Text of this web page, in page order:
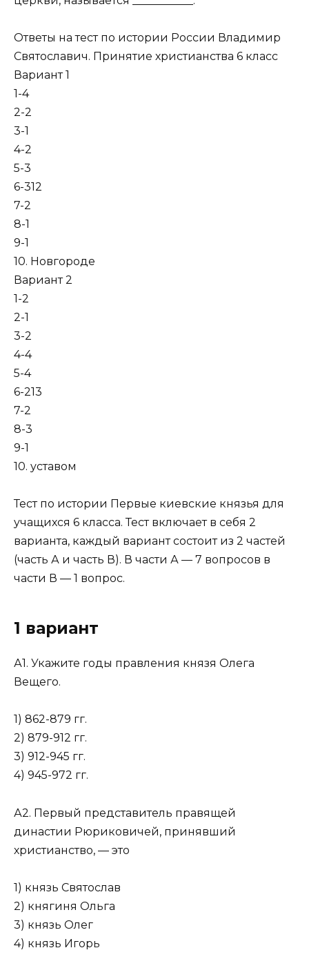
Ответы на тест по истории России Владимир
Святославич. Принятие христианства 6 класс
Вариант 1
1-4
2-2
3-1
4-2
5-3
6-312
7-2
8-1
9-1
10. Новгороде
Вариант 2
1-2
2-1
3-2
4-4
5-4
6-213
7-2
8-3
9-1
10. уставом
Тест по истории Первые киевские князья для
учащихся 6 класса. Тест включает в себя 2
варианта, каждый вариант состоит из 2 частей
(часть А и часть В). В части А — 7 вопросов в
части В — 1 вопрос.
1 вариант
А1. Укажите годы правления князя Олега
Вещего.
1) 862-879 гг.
2) 879-912 гг.
3) 912-945 гг.
4) 945-972 гг.
А2. Первый представитель правящей
династии Рюриковичей, принявший
христианство, — это
1) князь Святослав
2) княгиня Ольга
­3) князь Олег
4) князь Игорь